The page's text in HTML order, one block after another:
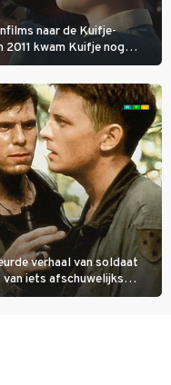
naar de Kuifje-
kwam Kuifje nog
van Steven Spielberg.
verhaal van soldaat
iets afschuwelijks
de school te klappen.